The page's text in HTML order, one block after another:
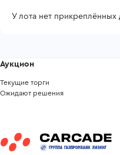
У лота нет прикреплённых
Аукцион
Текущие торги
Ожидают решения